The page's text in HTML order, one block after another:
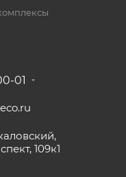
01
109к1